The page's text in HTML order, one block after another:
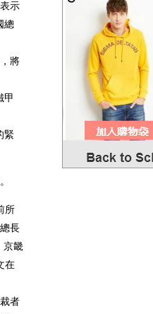
示
總
將
甲
緊
所
長
京畿
在
者